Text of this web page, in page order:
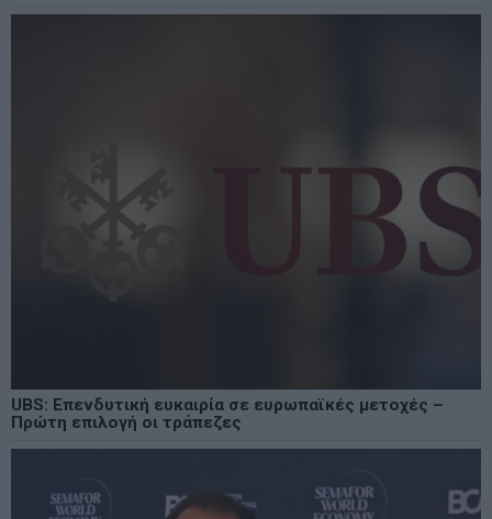
UBS: Επενδυτική ευκαιρία σε ευρωπαϊκές μετοχές –
Πρώτη επιλογή οι τράπεζες